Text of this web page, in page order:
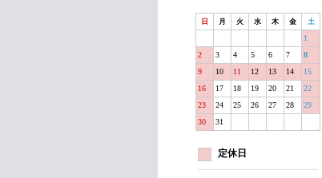
日 月 火 水 木 金 土
1
2
3 4 5 6 7
8
9
10 11 12 13 14
15
16
17 18 19 20 21
22
23
24 25 26 27 28
29
30
31
定休日